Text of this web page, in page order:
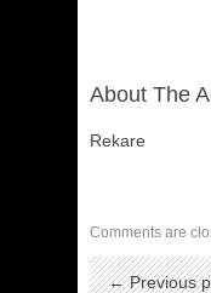
About The
Rekare
Comments are
← Previous